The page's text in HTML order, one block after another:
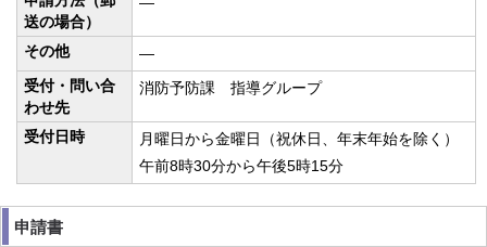
送の場合）
その他
—
受付・問い合
わせ先
消防予防課 指導グループ
受付日時
月曜日から金曜日（祝休日、年末年始を除く）
午前8時30分から午後5時15分
申請書